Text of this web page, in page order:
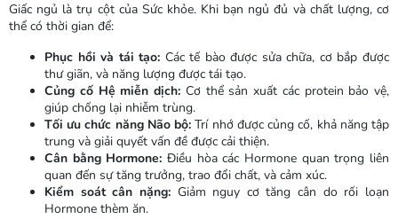
Giấc ngủ là trụ cột của Sức khỏe. Khi bạn ngủ đủ và chất lượng, cơ
thể có thời gian để:
Phục hồi và tái tạo: Các tế bào được sửa chữa, cơ bắp được
thư giãn, và năng lượng được tái tạo.
Củng cố Hệ miễn dịch: Cơ thể sản xuất các protein bảo vệ,
giúp chống lại nhiễm trùng.
Tối ưu chức năng Não bộ: Trí nhớ được củng cố, khả năng tập
trung và giải quyết vấn đề được cải thiện.
Cân bằng Hormone: Điều hòa các Hormone quan trọng liên
quan đến sự tăng trưởng, trao đổi chất, và cảm xúc.
Kiểm soát cân nặng:Giảm nguy cơ tăng cân do rối loạn
Hormone thèm ăn.